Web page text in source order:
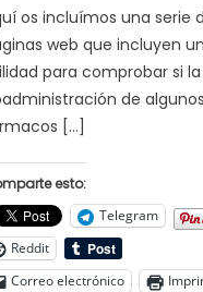
os incluímos una serie
web que incluyen
para comprobar si la
de algunos
[…]
esto:
Telegram
Reddit
Correo electrónico